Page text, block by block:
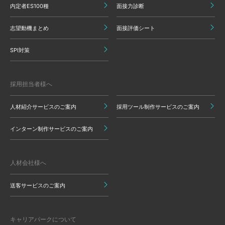
内定者ES100種 面接力診断
志望動機まとめ 面接評価シート
SPI対策
採用担当者様へ
人材紹介サービスのご案内 採用ツール制作サービスのご案内
インターン制作サービスのご案内
人材会社様へ
送客サービスのご案内
キャリアパークについて